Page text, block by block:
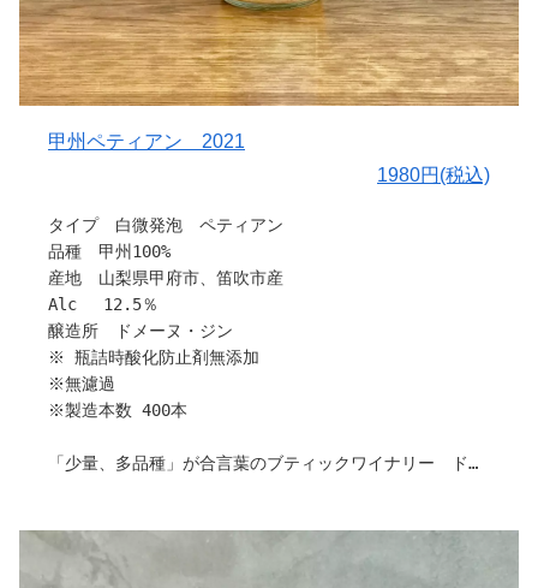
作り手さんから
〇ぶどうについて
９月上～中旬に収穫。
〇栽培と醸造について
酸味のしっかりした甲州をベースに果実味たっぷりの甲斐
路をブレンドし、瓶内二次発酵で微発泡に。瓶詰時は亜硫
酸無添加で仕上げました。
〇味わい
マスカット香に加え、洋梨、リンゴ、和柑橘の香り漂う優
しい味わいです。
〇料理との相性
和食全般、甘さを抑えたチーズケーキなどを合わせて。
〇ヒトコト
引用：ドメーヌ・ジン
甲州ペティアン 2021
1980円(税込)
タイプ 白微発泡 ペティアン
品種 甲州100%
産地 山梨県甲府市、笛吹市産
Alc 12.5％
醸造所 ドメーヌ・ジン
※ 瓶詰時酸化防止剤無添加
※無濾過
※製造本数 400本
「少量、多品種」が合言葉のブティックワイナリー ドメ
栽培から販売まで、すべてお一人で作業されているため、
各種ワインの製造本数が少なく、希少性が高いワイナリー